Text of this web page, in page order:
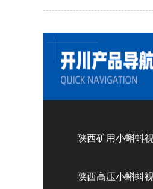
陕西矿用小蝌蚪
陕西高压小蝌蚪